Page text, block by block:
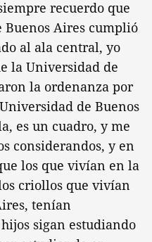
recuerdo que
Buenos Aires cumplió
al ala central, yo
la Universidad de
la ordenanza por
de Buenos
es un cuadro, y me
considerandos, y en
los que vivían en la
criollos que vivían
tenían
sigan estudiando